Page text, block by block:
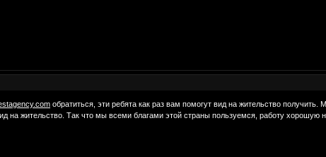
обратиться, эти ребята как раз вам помогут вид на жительство
на жительство. Так что мы всеми благами этой страны пользуемся, работу хорошую